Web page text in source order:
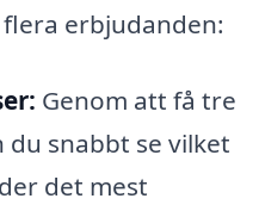
erbjudanden:
Genom att få tre
snabbt se vilket
det mest